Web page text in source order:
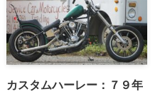
カスタムハーレー：７９年